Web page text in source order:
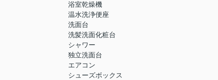
浴室乾燥機
温水洗浄便座
洗面台
洗髪洗面化粧台
シャワー
独立洗面台
エアコン
シューズボックス